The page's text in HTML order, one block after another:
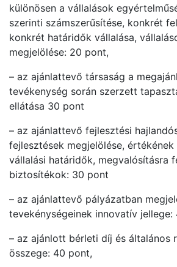
különösen a vállalások
szerinti számszerűsítése, konkrét
konkrét határidők vállalása,
megjelölése: 20 pont,
– az ajánlattevő társaság a
tevékenység során szerzett
ellátása 30 pont
– az ajánlattevő fejlesztési
fejlesztések megjelölése, értékének
vállalási határidők, megvalósításra
biztosítékok: 30 pont
– az ajánlattevő pályázatban
tevekénységeinek innovatív jellege:
– az ajánlott bérleti díj és általános
összege: 40 pont,